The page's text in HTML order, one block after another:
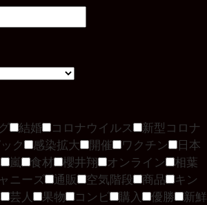
結婚 コロナウイルス
新型コロナ
ク 感染拡大 開催 ワクチン
日本
嵐 食材 櫻井翔 オンライン
相葉
ニーズ 通販 空気階段 商品
キン
芸人 果物 コンビ 購入 優勝
新鮮